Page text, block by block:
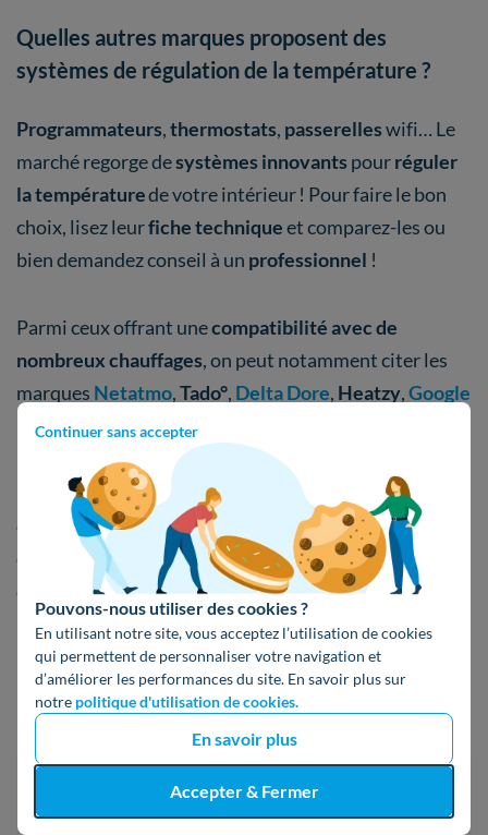
Continuer sans accepter
Pouvons-nous utiliser des cookies ?
En utilisant notre site, vous acceptez l’utilisation de cookies
qui permettent de personnaliser votre navigation et
d’améliorer les performances du site. En savoir plus sur
notre politique d'utilisation de cookies.
En savoir plus
Accepter & Fermer
Quelles autres marques proposent des
systèmes de régulation de la température ?
Programmateurs,thermostats, passerelleswifi… Le
marché regorge desystèmes innovants pourréguler
la températurede votre intérieur ! Pour faire le bon
choix, lisez leurfiche techniqueet comparez-les ou
bien demandez conseil à un professionnel !
Parmi ceux offrant unecompatibilité avec de
nombreux chauffages, on peut notamment citer les
marques Netatmo,Tado°, Delta Dore, Heatzy,Google
Nest,Somfy,HoneyWell
D’autresfabricants d’équipements thermiques
commeDaikin,Thermor Chappée proposent
égalementleurs propres régulateurs , souvent
compatibles avec lesappareils de leur marque
Modifié le 22 décembre 2025